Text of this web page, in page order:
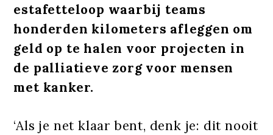
estafetteloop waarbij teams
honderden kilometers afleggen om
geld op te halen voor projecten in
de palliatieve zorg voor mensen
met kanker.
‘Als je net klaar bent, denk je: dit nooit